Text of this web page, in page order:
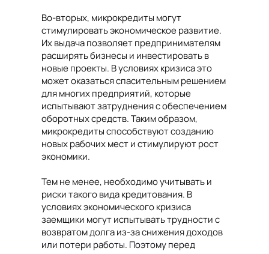
Во-вторых, микрокредиты могут
стимулировать экономическое развитие.
Их выдача позволяет предпринимателям
расширять бизнесы и инвестировать в
новые проекты. В условиях кризиса это
может оказаться спасительным решением
для многих предприятий, которые
испытывают затруднения с обеспечением
оборотных средств. Таким образом,
микрокредиты способствуют созданию
новых рабочих мест и стимулируют рост
экономики.
Тем не менее, необходимо учитывать и
риски такого вида кредитования. В
условиях экономического кризиса
заемщики могут испытывать трудности с
возвратом долга из-за снижения доходов
или потери работы. Поэтому перед